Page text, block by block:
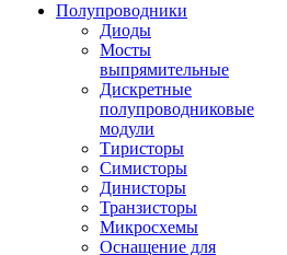
Полупроводники
Диоды
Мосты
выпрямительные
Дискретные
полупроводниковые
модули
Тиристоры
Симисторы
Динисторы
Транзисторы
Микросхемы
Оснащение для